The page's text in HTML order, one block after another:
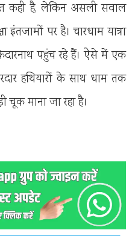
कही है, लेकिन असली सवाल
इंतजामों पर है। चारधाम यात्रा
केदारनाथ पहुंच रहे हैं। ऐसे में एक
हथियारों के साथ धाम तक
चूक माना जा रहा है।